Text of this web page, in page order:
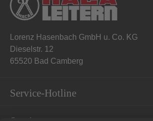
Lorenz Hasenbach GmbH u. Co. KG
Dieselstr. 12
65520 Bad Camberg
Service-Hotline